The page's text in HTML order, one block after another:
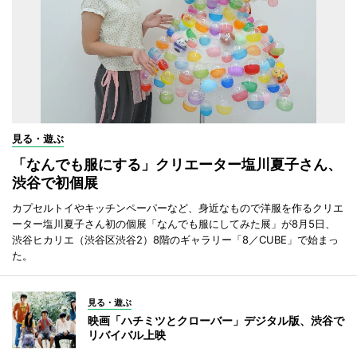
見る・遊ぶ
「なんでも服にする」クリエーター塩川夏子さん、
渋谷で初個展
カプセルトイやキッチンペーパーなど、身近なもので洋服を作るクリエ
ーター塩川夏子さん初の個展「なんでも服にしてみた展」が8月5日、
渋谷ヒカリエ（渋谷区渋谷2）8階のギャラリー「8／CUBE」で始まっ
た。
見る・遊ぶ
映画「ハチミツとクローバー」デジタル版、渋谷で
リバイバル上映